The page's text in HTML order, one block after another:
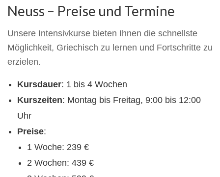
Neuss – Preise und Termine
Unsere Intensivkurse bieten Ihnen die schnellste
Möglichkeit, Griechisch zu lernen und Fortschritte zu
erzielen.
Kursdauer: 1 bis 4 Wochen
Kurszeiten: Montag bis Freitag, 9:00 bis 12:00
Uhr
Preise:
1 Woche: 239 €
2 Wochen: 439 €